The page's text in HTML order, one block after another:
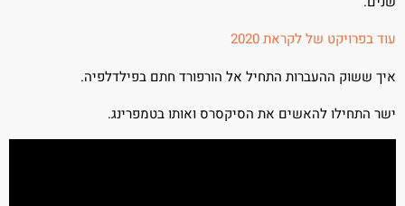
עוד בפרויקט של לקראת 2020
איך ששוק ההעברות התחיל אל הורפורד חתם בפילדלפיה.
ישר התחילו להאשים את הסיקסרס ואותו בטמפרינג.